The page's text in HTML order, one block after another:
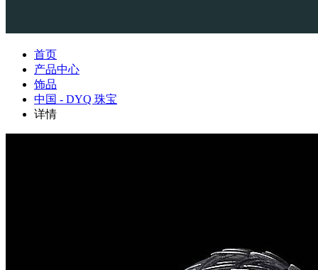
首页
产品中心
饰品
中国 - DYQ 珠宝
详情